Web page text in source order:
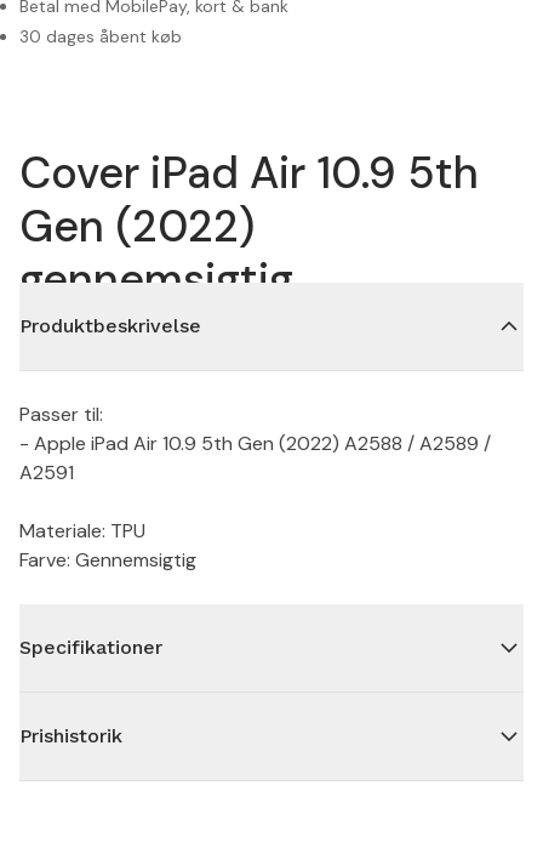
Betal med MobilePay, kort & bank
30 dages åbent køb
Cover iPad Air 10.9 5th
Gen (2022)
gennemsigtig
Produktbeskrivelse
Passer til:
- Apple iPad Air 10.9 5th Gen (2022) A2588 / A2589 /
A2591
Materiale: TPU
Farve: Gennemsigtig
Specifikationer
Prishistorik